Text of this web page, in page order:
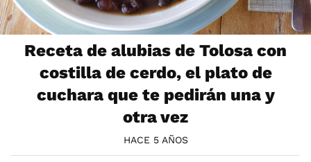
Receta de alubias de Tolosa con
costilla de cerdo, el plato de
cuchara que te pedirán una y
otra vez
HACE 5 AÑOS